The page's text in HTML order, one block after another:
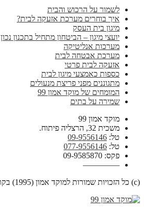
לשמור על הרכוש והבית
איך בוחרים מערכת אזעקה לבית?
מיגון בית העסק
יועצי מיגון – הביטחון מתחיל בתכנון נכון
מערכות אנליטיקה
מערכת אבטחה לבית
אזעקה לבית פרטי
כספות כאמצעי מיגון לבית
מתגוננים מפני פריצת מנעולים
המומחים של מוקד אמון 99
שמירה על בתים
מוקד אמון 99
משכית 32, הרצליה פיתוח.
טל: 09-9556146
טל: 077-9556146
פקס: 09-9585870
————–
(c) כל הזכויות שמורות למוקד אמון (1995) בקרה וסיור בע”מ